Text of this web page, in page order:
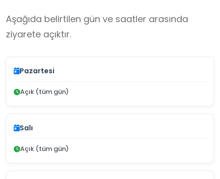
Aşağıda belirtilen gün ve saatler arasında
ziyarete açıktır.
Pazartesi
Açık (tüm gün)
Salı
Açık (tüm gün)